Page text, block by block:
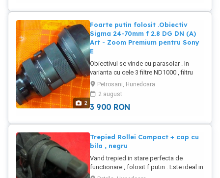
2
Foarte putin folosit .Obiectiv
Sigma 24-70mm f 2.8 DG DN (A)
Art - Zoom Premium pentru Sony
E
Obiectivul se vinde cu parasolar . In
varianta cu cele 3 filtre ND1000 , filtru
polarizare circulara si UV PRETUL ESTE
4200 LEI Obiectivul Sigma 24-70mm f
2.8 DG DN Art este răspunsul așteptat al
fotografilor profesioniști și entuziaști
calitate. Reprezentând apogeul seriei
Art, acest zoom standard combină cele
mai avansate tehnologii optice Sigma
într-un format optimizat pentru
monturile mirrorless full-frame. Optică
de Clasă Mondială pentru Imagini care
Petrosani, Hunedoara
2 august
3 900 RON
Trepied Rollei Compact + cap cu
bila , negru
Vand trepied in stare perfecta de
functionare , folosit f putin . Este ideal in
excursii fiind micut si fff util .